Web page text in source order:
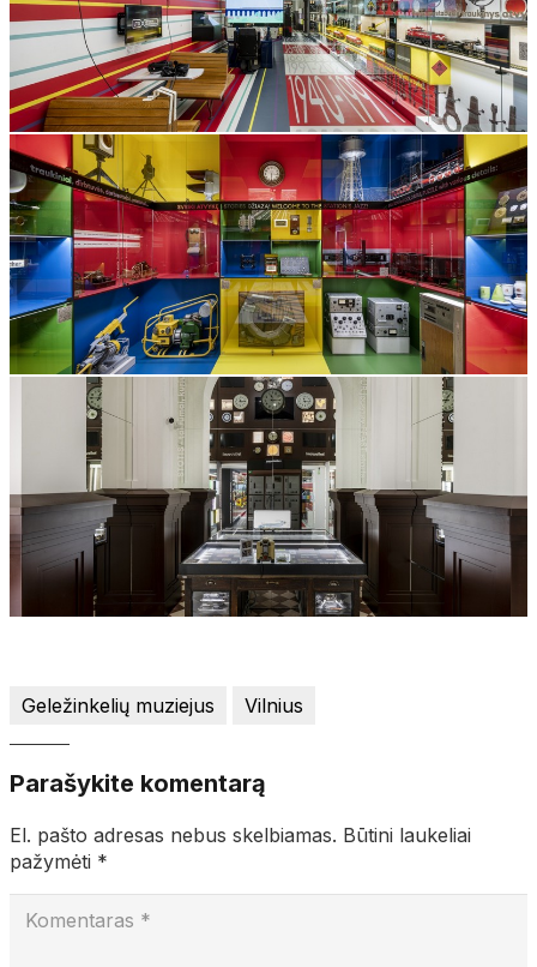
Geležinkelių muziejus Vilnius
Parašykite komentarą
El. pašto adresas nebus skelbiamas. Būtini laukeliai
pažymėti *